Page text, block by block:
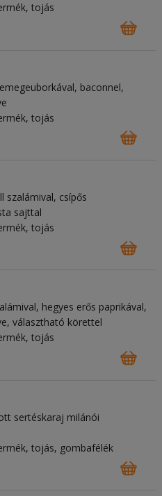
tojás
baconnel,
tojás
szalámival, csípős
sajttal
tojás
hegyes erős paprikával,
választható körettel
tojás
sertéskaraj milánói
tojás, gombafélék